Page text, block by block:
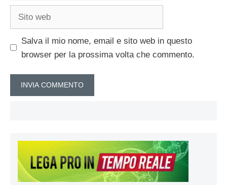
Sito
Salva il mio nome, email e sito web in questo
browser per la prossima volta che commento.